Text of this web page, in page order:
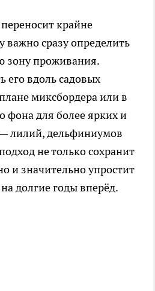
крайне
важно сразу определить
зону проживания.
его вдоль садовых
миксбордера или в
фона для более ярких и
лилий, дельфиниумов
не только сохранит
и значительно упростит
долгие годы вперёд.